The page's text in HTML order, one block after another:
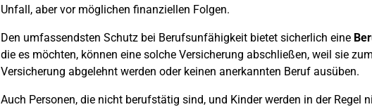
Unfall, aber vor möglichen finanziellen Folgen.
Den umfassendsten Schutz bei Berufsunfähigkeit bietet sicherlich eine
die es möchten, können eine solche Versicherung abschließen, weil sie
Versicherung abgelehnt werden oder keinen anerkannten Beruf ausüben.
Auch Personen, die nicht berufstätig sind, und Kinder werden in der Regel